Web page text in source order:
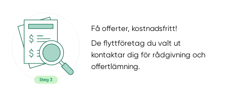
Få offerter, kostnadsfritt!
De flyttföretag du valt ut
kontaktar dig för rådgivning och
offertlämning.